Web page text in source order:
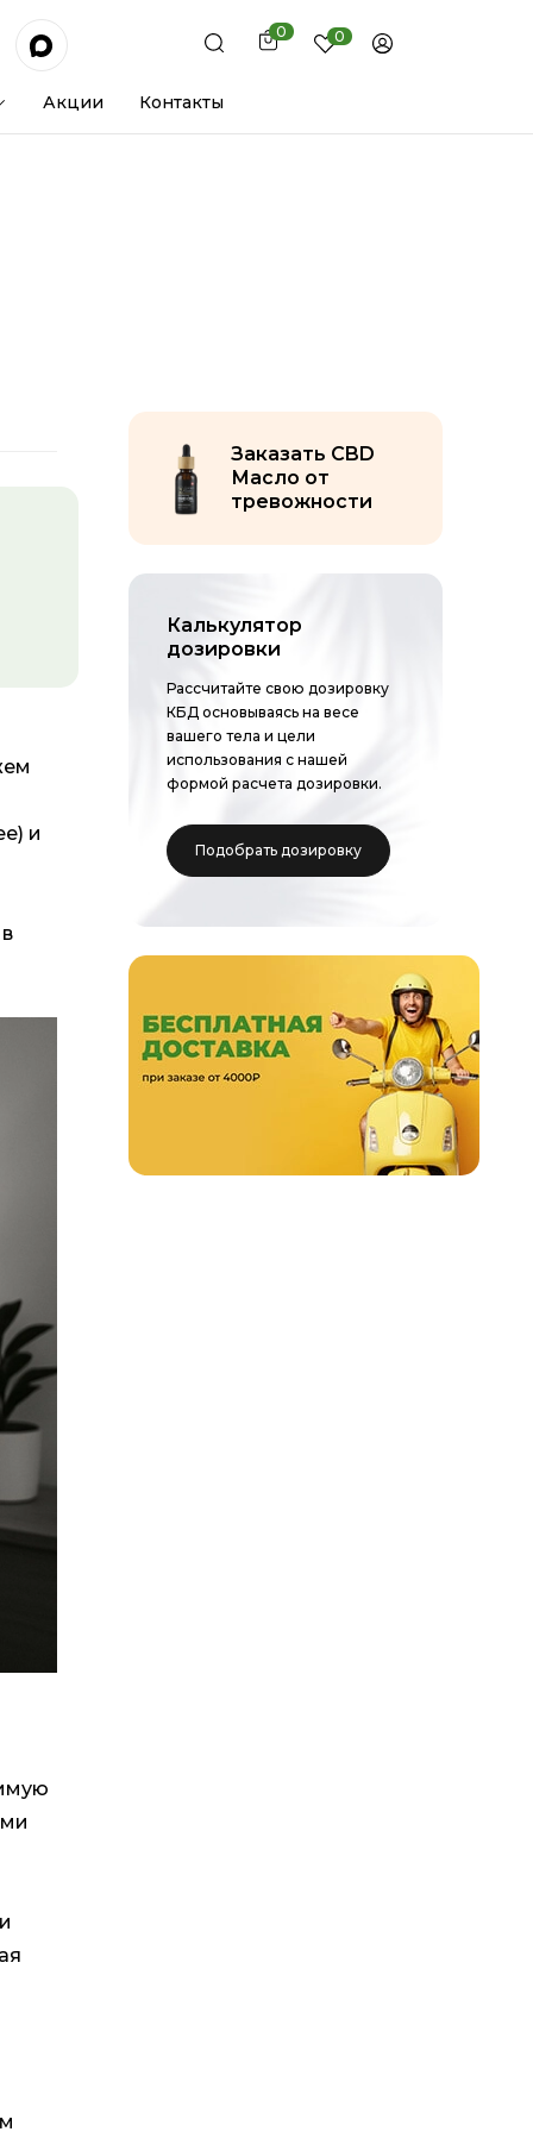
0 0
Акции Контакты
и
Заказать CBD
Масло от
тревожности
Калькулятор
дозировки
Рассчитайте свою дозировку
КБД основываясь на весе
вашего тела и цели
использования с нашей
формой расчета дозировки.
Подобрать дозировку